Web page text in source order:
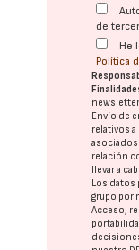
de
He
Política
Envío de
relativos
relación
llevar a
Los datos
grupo por
Acceso,